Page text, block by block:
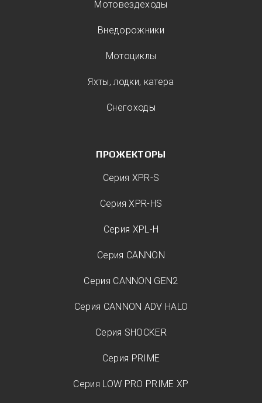
Мотовездеходы
Внедорожники
Мотоциклы
Яхты, лодки, катера
Снегоходы
ПРОЖЕКТОРЫ
Серия XPR-S
Серия XPR-HS
Серия XPL-H
Серия CANNON
Серия CANNON GEN2
Серия CANNON ADV HALO
Серия SHOCKER
Серия PRIME
Серия LOW PRO PRIME XP